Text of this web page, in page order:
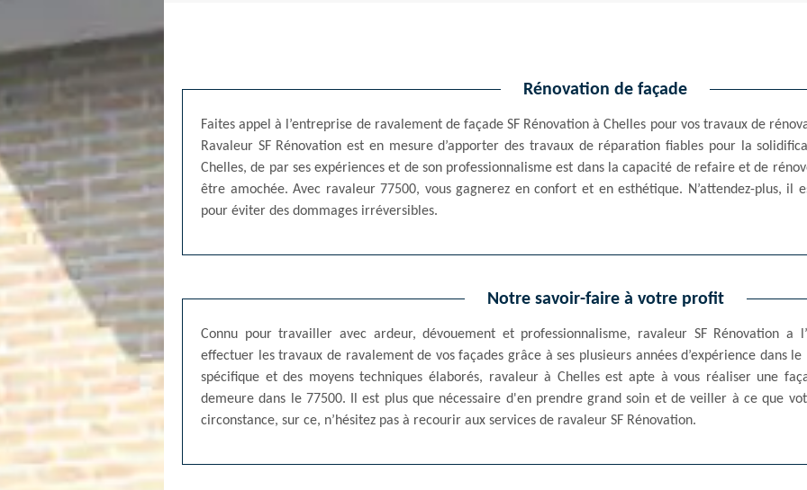
Rénovation de façade
Faites appel à l’entreprise de ravalement de façade SF Rénovation à Chelles pour vos travaux de
Ravaleur SF Rénovation est en mesure d’apporter des travaux de réparation fiables pour la
Chelles, de par ses expériences et de son professionnalisme est dans la capacité de refaire et de
être amochée. Avec ravaleur 77500, vous gagnerez en confort et en esthétique. N’attendez-plus, il
pour éviter des dommages irréversibles.
Notre savoir-faire à votre profit
Connu pour travailler avec ardeur, dévouement et professionnalisme, ravaleur SF Rénovation a
effectuer les travaux de ravalement de vos façades grâce à ses plusieurs années d’expérience dans
spécifique et des moyens techniques élaborés, ravaleur à Chelles est apte à vous réaliser une
demeure dans le 77500. Il est plus que nécessaire d'en prendre grand soin et de veiller à ce que
circonstance, sur ce, n’hésitez pas à recourir aux services de ravaleur SF Rénovation.